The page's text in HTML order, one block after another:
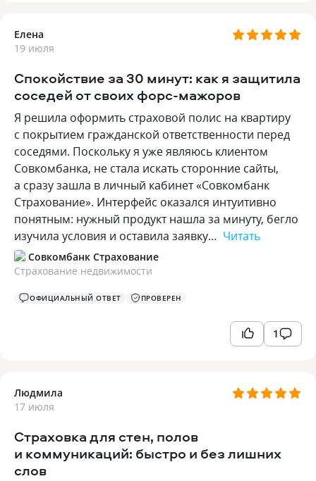
Елена
19 июля
Спокойствие за 30 минут: как я защитила
соседей от своих форс-мажоров
Я решила оформить страховой полис на квартиру
с покрытием гражданской ответственности перед
соседями. Поскольку я уже являюсь клиентом
Совкомбанка, не стала искать сторонние сайты,
а сразу зашла в личный кабинет «Совкомбанк
Страхование». Интерфейс оказался интуитивно
понятным: нужный продукт нашла за минуту, бегло
изучила условия и оставила заявку… Читать
Совкомбанк Страхование
Страхование недвижимости
ОФИЦИАЛЬНЫЙ ОТВЕТ ПРОВЕРЕН
1
Людмила
17 июля
Страховка для стен, полов
и коммуникаций: быстро и без лишних
слов